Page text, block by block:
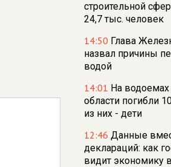
строительной
24,7 тыс. человек
14:50 Глава
назвал причины
водой
14:01 На
области погибли
из них - дети
12:46 Данные
деклараций: как
видит экономику